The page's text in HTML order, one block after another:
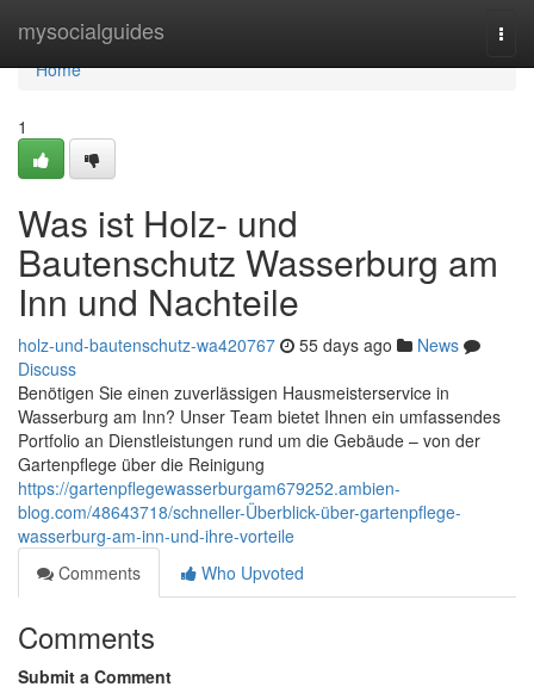
mysocialguides
Home
Home
1
Was ist Holz- und
Bautenschutz Wasserburg am
Inn und Nachteile
holz-und-bautenschutz-wa420767 55 days ago
News
Discuss
Benötigen Sie einen zuverlässigen Hausmeisterservice in
Wasserburg am Inn? Unser Team bietet Ihnen ein umfassendes
Portfolio an Dienstleistungen rund um die Gebäude – von der
Gartenpflege über die Reinigung
https://gartenpflegewasserburgam679252.ambien-
blog.com/48643718/schneller-Überblick-über-gartenpflege-
wasserburg-am-inn-und-ihre-vorteile
Comments
Who Upvoted
Comments
Submit a Comment